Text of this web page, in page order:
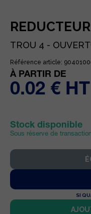
REDUCTEUR
TROU 4 -
Référence article:
À PARTIR DE
0.02 € HT
Stock disponible
Sous réserve de
SI